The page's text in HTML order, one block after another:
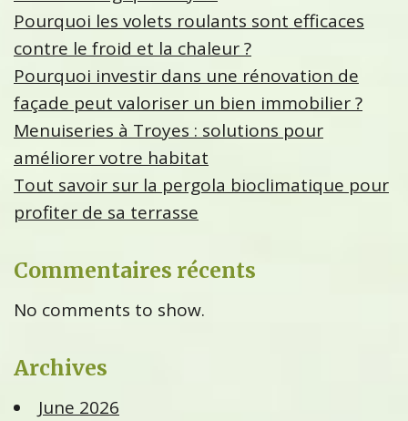
Pourquoi les volets roulants sont efficaces
contre le froid et la chaleur ?
Pourquoi investir dans une rénovation de
façade peut valoriser un bien immobilier ?
Menuiseries à Troyes : solutions pour
améliorer votre habitat
Tout savoir sur la pergola bioclimatique pour
profiter de sa terrasse
Commentaires récents
No comments to show.
Archives
June 2026